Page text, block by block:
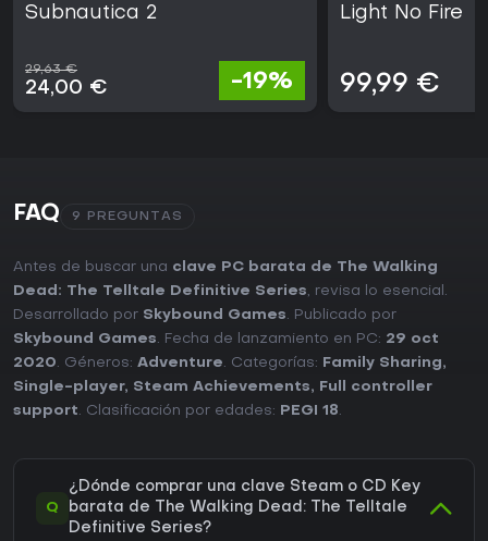
Subnautica 2
29,63 €
24,00 € -19%
Light No Fire
99,99 €
FAQ 9 PREGUNTAS
Antes de buscar una clave PC barata de The Walking
Dead: The Telltale Definitive Series, revisa lo esencial.
Desarrollado por Skybound Games. Publicado por
Skybound Games. Fecha de lanzamiento en PC: 29 oct
2020. Géneros: Adventure. Categorías: Family Sharing,
Single-player, Steam Achievements,
Full controller
support. Clasificación por edades: PEGI 18.
Q
¿Dónde comprar una clave Steam o CD Key
barata de The Walking Dead: The Telltale
Definitive Series?